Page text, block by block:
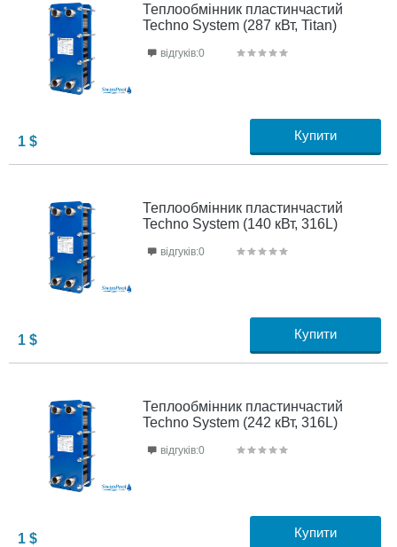
Теплообмінник пластинчастий
Techno System (287 кВт, Titan)
1 $ Купити
відгуків:0
Теплообмінник пластинчастий
Techno System (140 кВт, 316L)
1 $ Купити
відгуків:0
Теплообмінник пластинчастий
Techno System (242 кВт, 316L)
1 $ Купити
відгуків:0